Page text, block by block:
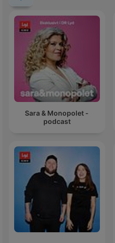
Sara & Monopolet -
podcast